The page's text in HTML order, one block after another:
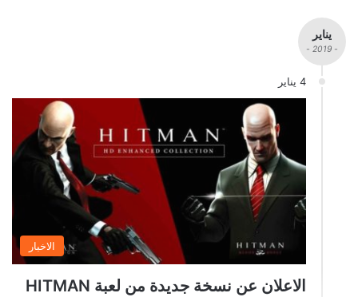
يناير
- 2019 -
4 يناير
الاخبار
الاعلان عن نسخة جديدة من لعبة HITMAN